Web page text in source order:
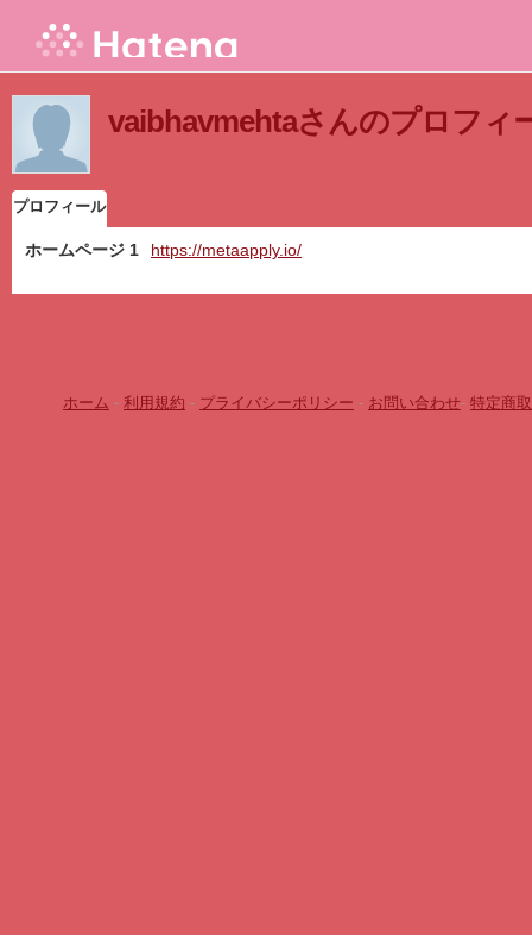
vaibhavmehtaさんのプロフィ
プロフィール
ホームページ 1 https://metaapply.io/
ホーム - 利用規約 - プライバシーポリシー - お問い合わせ- 特定商